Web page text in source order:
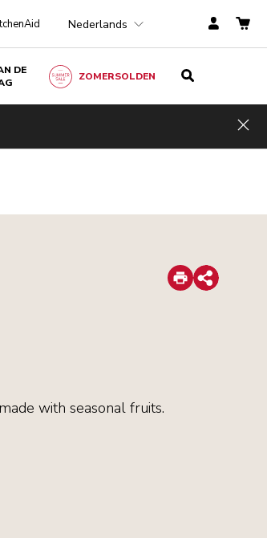
Nederlands
DE
ZOMERSOLDEN
Print
Share
with seasonal fruits.